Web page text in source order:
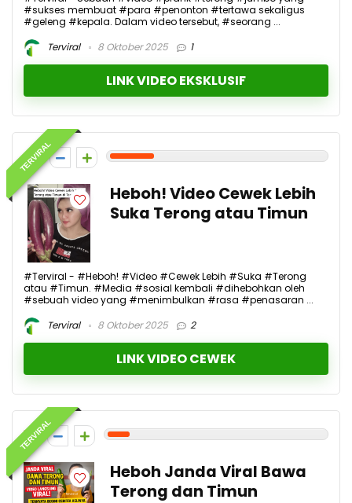
#sukses membuat #para #penonton #tertawa sekaligus
#geleng #kepala. Dalam video tersebut, #seorang ...
Terviral
8 Oktober 2025 1
LINK VIDEO EKSKLUSIF
TERVIRAL
2
Heboh! Video Cewek Lebih
Suka Terong atau Timun
#Terviral - #Heboh! #Video #Cewek Lebih #Suka #Terong
atau #Timun. #Media #sosial kembali #dihebohkan oleh
#sebuah video yang #menimbulkan #rasa #penasaran ...
Terviral
8 Oktober 2025 2
LINK VIDEO CEWEK
TERVIRAL
1
Heboh Janda Viral Bawa
Terong dan Timun